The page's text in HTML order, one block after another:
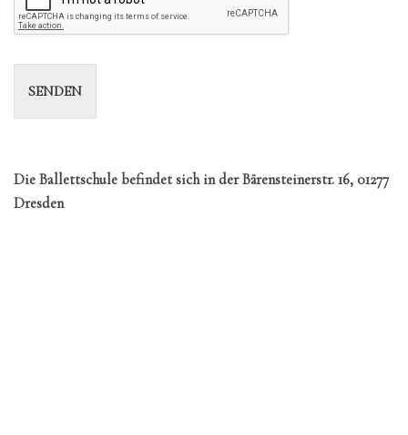
SENDEN
Die Ballettschule befindet sich in der Bärensteinerstr. 16, 01277
Dresden